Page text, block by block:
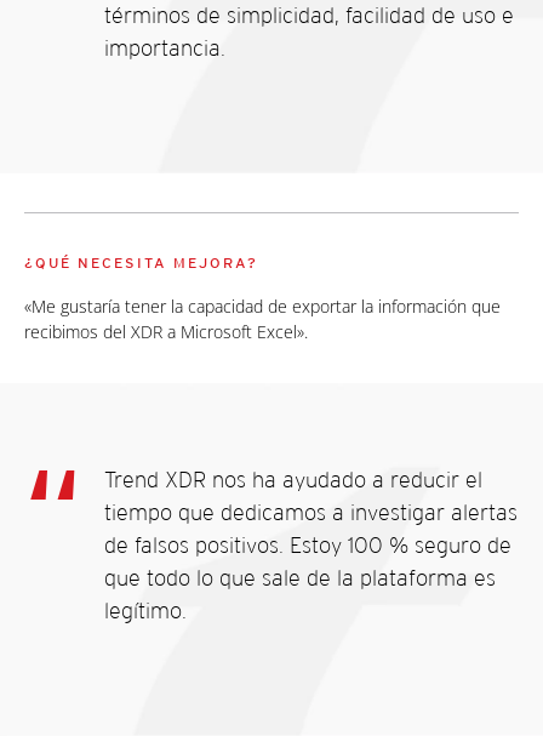
términos de simplicidad, facilidad de uso e
importancia.
¿QUÉ NECESITA MEJORA?
«Me gustaría tener la capacidad de exportar la información que
recibimos del XDR a Microsoft Excel».
Trend XDR nos ha ayudado a reducir el
tiempo que dedicamos a investigar alertas
de falsos positivos. Estoy 100 % seguro de
que todo lo que sale de la plataforma es
legítimo.